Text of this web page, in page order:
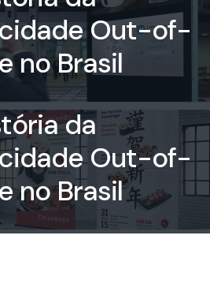
Out-of-
no Brasil
on
18 de
de 2024
da
Out-of-
no Brasil